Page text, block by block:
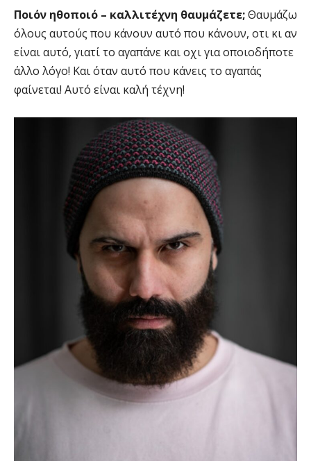
Ποιόν ηθοποιό – καλλιτέχνη θαυμάζετε;Θαυμάζω
όλους αυτούς που κάνουν αυτό που κάνουν, οτι κι αν
είναι αυτό, γιατί το αγαπάνε και οχι για οποιοδήποτε
άλλο λόγο! Και όταν αυτό που κάνεις το αγαπάς
φαίνεται! Αυτό είναι καλή τέχνη!